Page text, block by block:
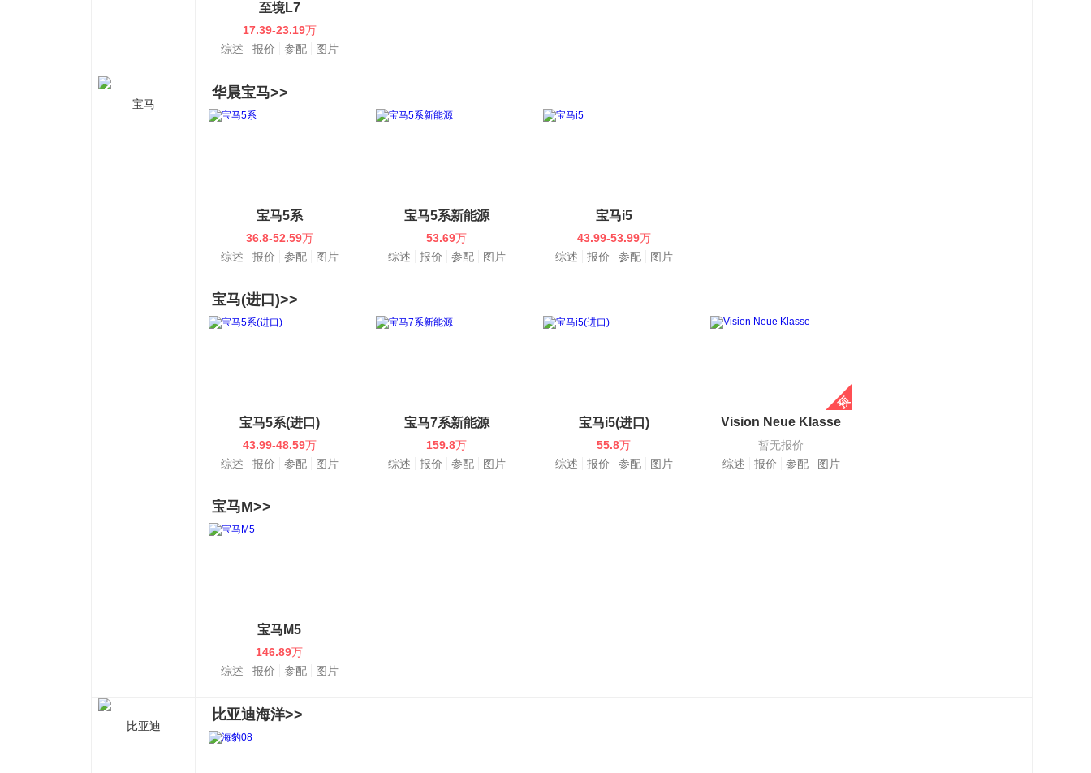
至境L7
17.39-23.19万
综述
报价 参配 图片
宝马
华晨宝马>>
宝马5系
36.8-52.59万
综述
报价 参配 图片
宝马5系新能源
53.69万
综述
报价 参配 图片
宝马i5
43.99-53.99万
综述
报价 参配 图片
宝马(进口)>>
宝马5系(进口)
43.99-48.59万
综述
报价 参配 图片
宝马7系新能源
159.8万
综述
报价 参配 图片
宝马i5(进口)
55.8万
综述
报价 参配 图片
Vision Neue Klasse
暂无报价
综述
报价 参配 图片
宝马M>>
宝马M5
146.89万
综述
报价 参配 图片
比亚迪
比亚迪海洋>>